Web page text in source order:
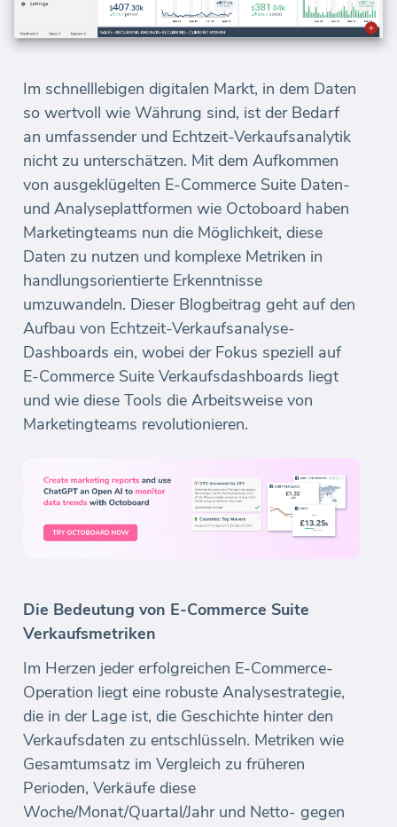
Im schnelllebigen digitalen Markt, in dem Daten
so wertvoll wie Währung sind, ist der Bedarf
an umfassender und Echtzeit-Verkaufsanalytik
nicht zu unterschätzen. Mit dem Aufkommen
von ausgeklügelten E-Commerce Suite Daten-
und Analyseplattformen wie Octoboard haben
Marketingteams nun die Möglichkeit, diese
Daten zu nutzen und komplexe Metriken in
handlungsorientierte Erkenntnisse
umzuwandeln. Dieser Blogbeitrag geht auf den
Aufbau von Echtzeit-Verkaufsanalyse-
Dashboards ein, wobei der Fokus speziell auf
E-Commerce Suite Verkaufsdashboards liegt
und wie diese Tools die Arbeitsweise von
Marketingteams revolutionieren.
Die Bedeutung von E-Commerce Suite
Verkaufsmetriken
Im Herzen jeder erfolgreichen E-Commerce-
Operation liegt eine robuste Analysestrategie,
die in der Lage ist, die Geschichte hinter den
Verkaufsdaten zu entschlüsseln. Metriken wie
Gesamtumsatz im Vergleich zu früheren
Perioden, Verkäufe diese
Woche/Monat/Quartal/Jahr und Netto- gegen